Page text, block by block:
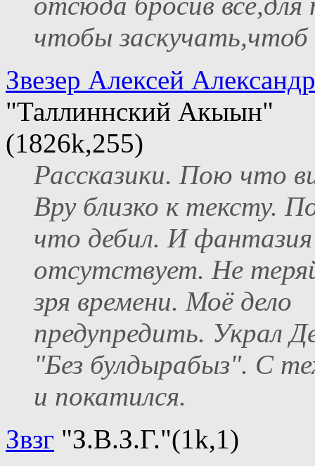
чтобы заскучать,чтоб
Звезер Алексей
"Таллиннский Акыын"
(1826k,255)
Рассказики. Пою что
Вру близко к тексту.
что дебил. И
отсутствует. Не
зря времени. Моё дело
предупредить. Украл
"Без булдырабыз". С
и покатился.
Звзг "З.В.З.Г."(1k,1)